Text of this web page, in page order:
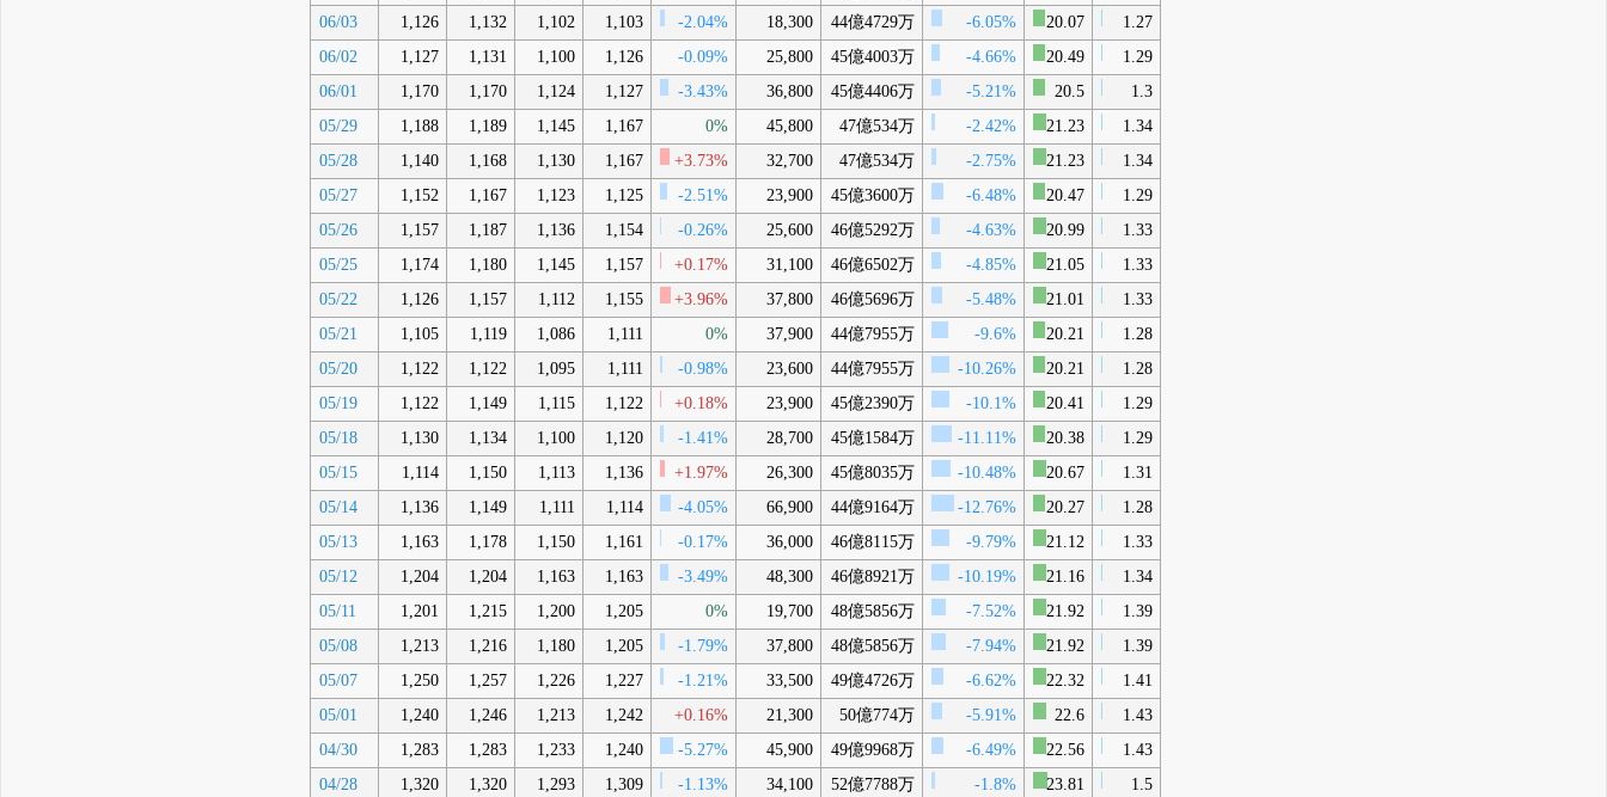
06/03
1,126 1,132 1,102 1,103 -2.04% 18,300 44億4729万 -6.05% 20.07
1.27
06/02
1,127 1,131 1,100 1,126 -0.09% 25,800 45億4003万 -4.66% 20.49
1.29
06/01
1,170 1,170 1,124 1,127 -3.43% 36,800 45億4406万 -5.21% 20.5
1.3
05/29
1,188 1,189 1,145 1,167 0% 45,800 47億534万 -2.42% 21.23
1.34
05/28
1,140 1,168 1,130 1,167 +3.73% 32,700 47億534万 -2.75% 21.23
1.34
05/27
1,152 1,167 1,123 1,125 -2.51% 23,900 45億3600万 -6.48% 20.47
1.29
05/26
1,157 1,187 1,136 1,154 -0.26% 25,600 46億5292万 -4.63% 20.99
1.33
05/25
1,174 1,180 1,145 1,157 +0.17% 31,100 46億6502万 -4.85% 21.05
1.33
05/22
1,126 1,157 1,112 1,155 +3.96% 37,800 46億5696万 -5.48% 21.01
1.33
05/21
1,105 1,119 1,086 1,111 0% 37,900 44億7955万 -9.6% 20.21
1.28
05/20
1,122 1,122 1,095 1,111 -0.98% 23,600 44億7955万 -10.26% 20.21
1.28
05/19
1,122 1,149 1,115 1,122 +0.18% 23,900 45億2390万 -10.1% 20.41
1.29
05/18
1,130 1,134 1,100 1,120 -1.41% 28,700 45億1584万 -11.11% 20.38
1.29
05/15
1,114 1,150 1,113 1,136 +1.97% 26,300 45億8035万 -10.48% 20.67
1.31
05/14
1,136 1,149 1,111 1,114 -4.05% 66,900 44億9164万 -12.76% 20.27
1.28
05/13
1,163 1,178 1,150 1,161 -0.17% 36,000 46億8115万 -9.79% 21.12
1.33
05/12
1,204 1,204 1,163 1,163 -3.49% 48,300 46億8921万 -10.19% 21.16
1.34
05/11
1,201 1,215 1,200 1,205 0% 19,700 48億5856万 -7.52% 21.92
1.39
05/08
1,213 1,216 1,180 1,205 -1.79% 37,800 48億5856万 -7.94% 21.92
1.39
05/07
1,250 1,257 1,226 1,227 -1.21% 33,500 49億4726万 -6.62% 22.32
1.41
05/01
1,240 1,246 1,213 1,242 +0.16% 21,300 50億774万 -5.91% 22.6
1.43
04/30
1,283 1,283 1,233 1,240 -5.27% 45,900 49億9968万 -6.49% 22.56
1.43
04/28
1,320 1,320 1,293 1,309 -1.13% 34,100 52億7788万 -1.8% 23.81 1.5